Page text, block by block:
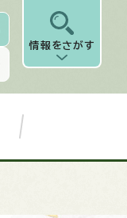
情報をさがす